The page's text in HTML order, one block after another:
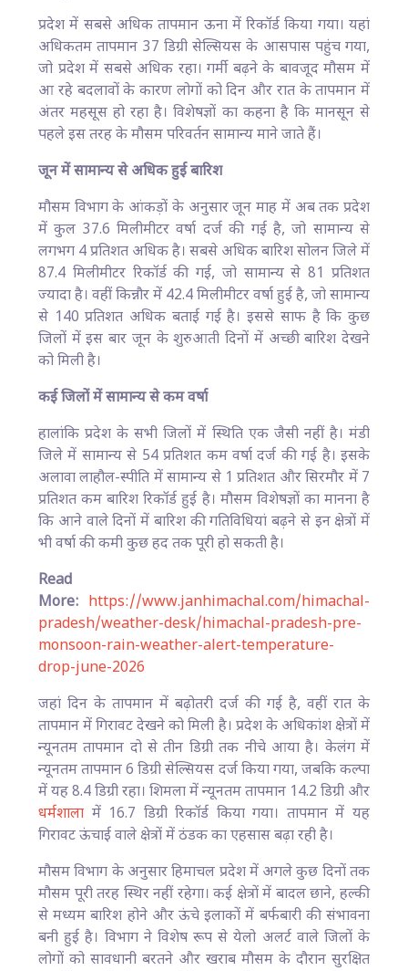
प्रदेश में सबसे अधिक तापमान ऊना में रिकॉर्ड किया गया। यहां
अधिकतम तापमान 37 डिग्री सेल्सियस के आसपास पहुंच गया,
जो प्रदेश में सबसे अधिक रहा। गर्मी बढ़ने के बावजूद मौसम में
आ रहे बदलावों के कारण लोगों को दिन और रात के तापमान में
अंतर महसूस हो रहा है। विशेषज्ञों का कहना है कि मानसून से
पहले इस तरह के मौसम परिवर्तन सामान्य माने जाते हैं।
जून में सामान्य से अधिक हुई बारिश
मौसम विभाग के आंकड़ों के अनुसार जून माह में अब तक प्रदेश
में कुल 37.6 मिलीमीटर वर्षा दर्ज की गई है, जो सामान्य से
लगभग 4 प्रतिशत अधिक है। सबसे अधिक बारिश सोलन जिले में
87.4 मिलीमीटर रिकॉर्ड की गई, जो सामान्य से 81 प्रतिशत
ज्यादा है। वहीं किन्नौर में 42.4 मिलीमीटर वर्षा हुई है, जो सामान्य
से 140 प्रतिशत अधिक बताई गई है। इससे साफ है कि कुछ
जिलों में इस बार जून के शुरुआती दिनों में अच्छी बारिश देखने
को मिली है।
कई जिलों में सामान्य से कम वर्षा
हालांकि प्रदेश के सभी जिलों में स्थिति एक जैसी नहीं है। मंडी
जिले में सामान्य से 54 प्रतिशत कम वर्षा दर्ज की गई है। इसके
अलावा लाहौल-स्पीति में सामान्य से 1 प्रतिशत और सिरमौर में 7
प्रतिशत कम बारिश रिकॉर्ड हुई है। मौसम विशेषज्ञों का मानना है
कि आने वाले दिनों में बारिश की गतिविधियां बढ़ने से इन क्षेत्रों में
भी वर्षा की कमी कुछ हद तक पूरी हो सकती है।
Read
More: https://www.janhimachal.com/himachal-
pradesh/weather-desk/himachal-pradesh-pre-
monsoon-rain-weather-alert-temperature-
drop-june-2026
जहां दिन के तापमान में बढ़ोतरी दर्ज की गई है, वहीं रात के
तापमान में गिरावट देखने को मिली है। प्रदेश के अधिकांश क्षेत्रों में
न्यूनतम तापमान दो से तीन डिग्री तक नीचे आया है। केलंग में
न्यूनतम तापमान 6 डिग्री सेल्सियस दर्ज किया गया, जबकि कल्पा
में यह 8.4 डिग्री रहा। शिमला में न्यूनतम तापमान 14.2 डिग्री और
धर्मशाला में 16.7 डिग्री रिकॉर्ड किया गया। तापमान में यह
गिरावट ऊंचाई वाले क्षेत्रों में ठंडक का एहसास बढ़ा रही है।
मौसम विभाग के अनुसार हिमाचल प्रदेश में अगले कुछ दिनों तक
मौसम पूरी तरह स्थिर नहीं रहेगा। कई क्षेत्रों में बादल छाने, हल्की
से मध्यम बारिश होने और ऊंचे इलाकों में बर्फबारी की संभावना
बनी हुई है। विभाग ने विशेष रूप से येलो अलर्ट वाले जिलों के
लोगों को सावधानी बरतने और खराब मौसम के दौरान सुरक्षित